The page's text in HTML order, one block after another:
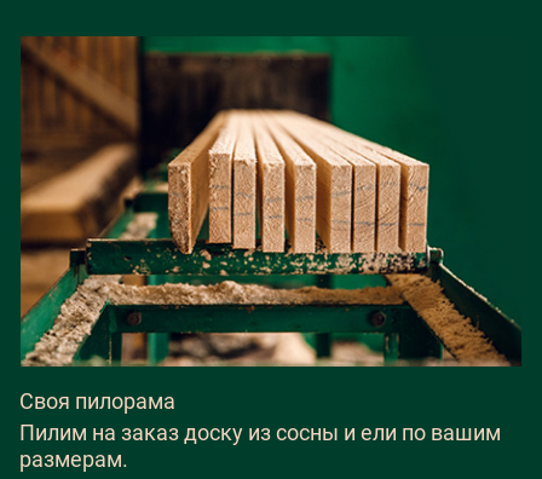
Своя пилорама
Пилим на заказ доску из сосны и ели по вашим
размерам.